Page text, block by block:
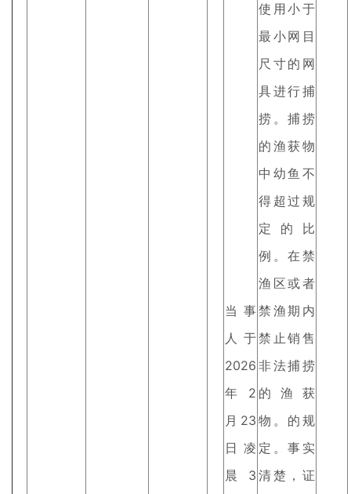
当事
人于
2026
年2
月23
日凌
晨3
使用小于
最小网目
尺寸的网
具进行捕
捞。捕捞
的渔获物
中幼鱼不
得超过规
定的比
例。在禁
渔区或者
禁渔期内
禁止销售
非法捕捞
的渔获
物。的规
定。事实
清楚，证